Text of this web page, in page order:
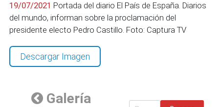
19/07/2021 Portada del diario El País de España. Diarios
del mundo, informan sobre la proclamación del
presidente electo Pedro Castillo. Foto: Captura TV
Descargar Imagen
Galería